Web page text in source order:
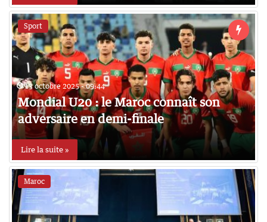
Sport
13 octobre 2025 - 09:44
Mondial U20 : le Maroc connaît son
adversaire en demi-finale
Lire la suite »
Maroc